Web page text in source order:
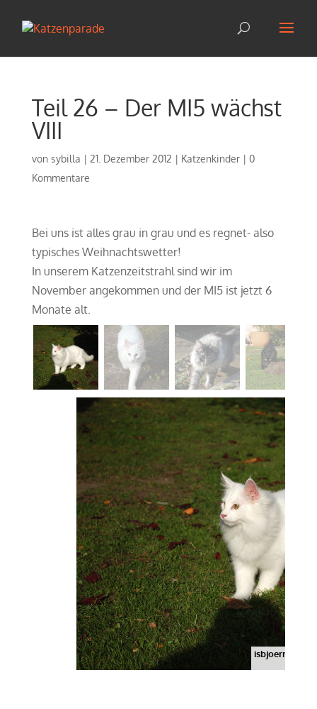
Teil 26 – Der MI5 wächst
VIII
von sybilla | 21. Dezember 2012 | Katzenkinder| 0
Kommentare
Bei uns ist alles grau in grau und es regnet- also
typisches Weihnachtswetter!
In unserem Katzenzeitstrahl sind wir im
November angekommen und der MI5 ist jetzt 6
Monate alt.
isbjoern_1111